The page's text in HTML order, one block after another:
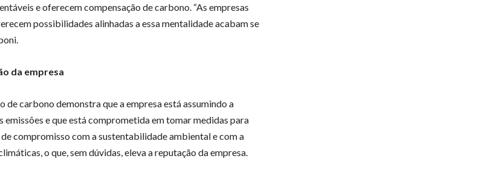
e oferecem compensação de carbono. “As empresas
possibilidades alinhadas a essa mentalidade acabam se
da empresa
de carbono demonstra que a empresa está assumindo a
emissões e que está comprometida em tomar medidas para
compromisso com a sustentabilidade ambiental e com a
o que, sem dúvidas, eleva a reputação da empresa.